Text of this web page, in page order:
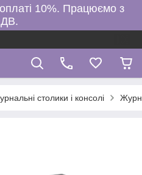
10%. Працюємо з
столики і консолі